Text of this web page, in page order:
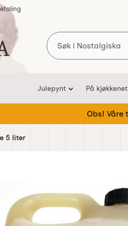
Nostalgiska
Søk
Julepynt På kjøkkenet
Obs! Våre
5 liter